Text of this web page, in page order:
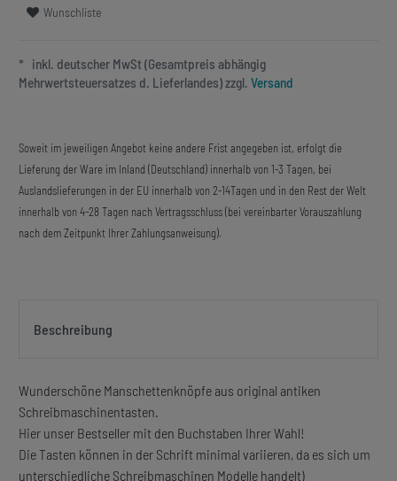
Wunschliste
* inkl. deutscher MwSt (Gesamtpreis abhängig
Mehrwertsteuersatzes d. Lieferlandes) zzgl. Versand
Soweit im jeweiligen Angebot keine andere Frist angegeben ist, erfolgt die
Lieferung der Ware im Inland (Deutschland) innerhalb von 1-3 Tagen, bei
Auslandslieferungen in der EU innerhalb von 2-14Tagen und in den Rest der Welt
innerhalb von 4-28 Tagen nach Vertragsschluss (bei vereinbarter Vorauszahlung
nach dem Zeitpunkt Ihrer Zahlungsanweisung).
Beschreibung
Wunderschöne Manschettenknöpfe aus original antiken
Schreibmaschinentasten.
Hier unser Bestseller mit den Buchstaben Ihrer Wahl!
Die Tasten können in der Schrift minimal variieren, da es sich um
unterschiedliche Schreibmaschinen Modelle handelt)